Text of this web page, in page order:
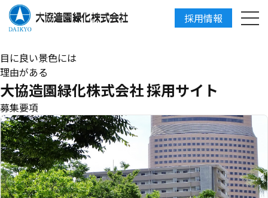
採用情報
目に良い景色には
理由がある
大協造園緑化株式会社 採用サイト
募集要項